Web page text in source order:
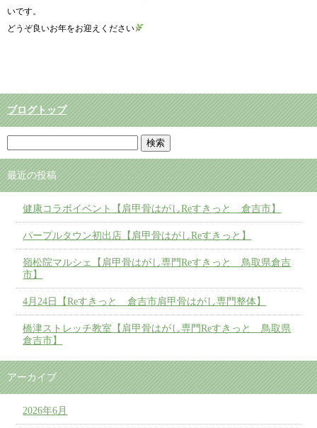
いです。
どうぞ良いお年をお迎えください
ブログトップ
最近の投稿
健康コラボイベント【肩甲骨はがしReすきっと 倉吉市】
パープルタウン初出店【肩甲骨はがしReすきっと】
嶺松院マルシェ【肩甲骨はがし専門Reすきっと 鳥取県倉吉
市】
4月24日【Reすきっと 倉吉市肩甲骨はがし専門整体】
橋津ストレッチ教室【肩甲骨はがし専門Reすきっと 鳥取県
倉吉市】
アーカイブ
2026年6月